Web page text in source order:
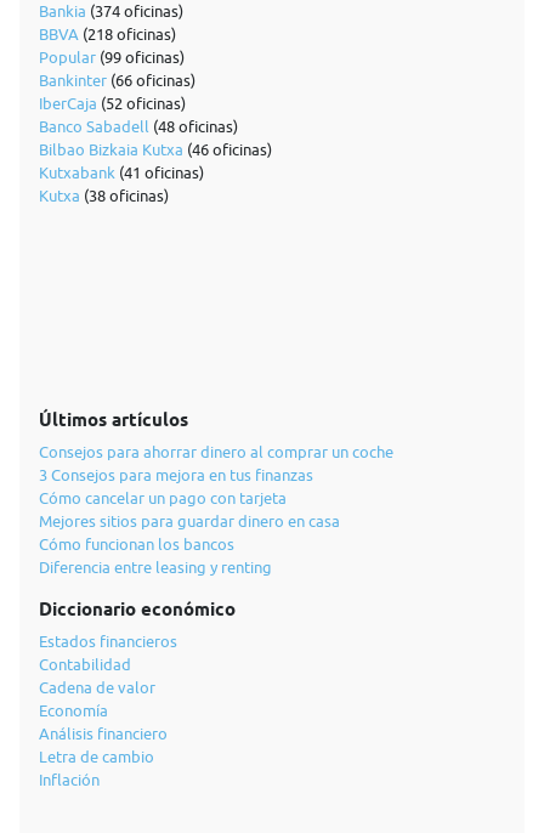
Bankia (374 oficinas)
BBVA (218 oficinas)
Popular (99 oficinas)
Bankinter (66 oficinas)
IberCaja (52 oficinas)
Banco Sabadell (48 oficinas)
Bilbao Bizkaia Kutxa (46 oficinas)
Kutxabank (41 oficinas)
Kutxa (38 oficinas)
Últimos artículos
Consejos para ahorrar dinero al comprar un coche
3 Consejos para mejora en tus finanzas
Cómo cancelar un pago con tarjeta
Mejores sitios para guardar dinero en casa
Cómo funcionan los bancos
Diferencia entre leasing y renting
Diccionario económico
Estados financieros
Contabilidad
Cadena de valor
Economía
Análisis financiero
Letra de cambio
Inflación